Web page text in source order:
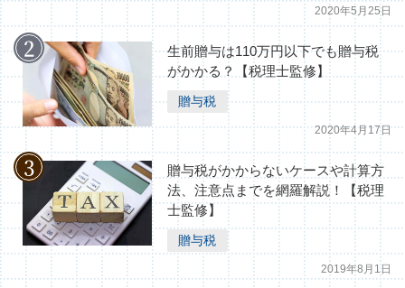
2020年5月25日
生前贈与は110万円以下でも贈与税
がかかる？【税理士監修】
贈与税
2020年4月17日
贈与税がかからないケースや計算方
法、注意点までを網羅解説！【税理
士監修】
贈与税
2019年8月1日